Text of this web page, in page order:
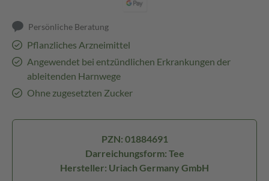
Persönliche Beratung
Pflanzliches Arzneimittel
Angewendet bei entzündlichen Erkrankungen der
ableitenden Harnwege
Ohne zugesetzten Zucker
PZN: 01884691
Darreichungsform: Tee
Hersteller: Uriach Germany GmbH